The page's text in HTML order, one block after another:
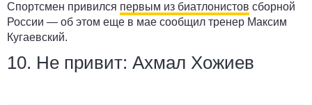
Спортсмен привился первым из биатлонистов сборной
России — об этом еще в мае сообщил тренер Максим
Кугаевский.
10. Не привит: Ахмал Хожиев